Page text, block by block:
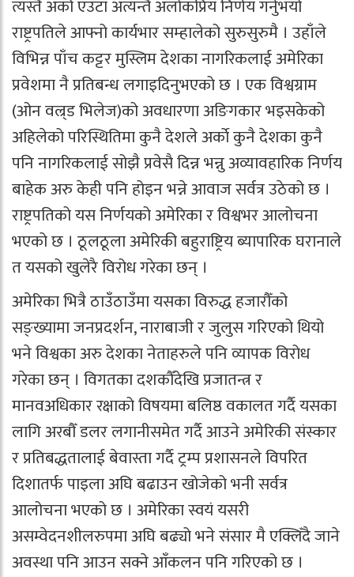
त्यस्तै अर्को एउटा अत्यन्तै अलोकप्रिय निर्णय गर्नुभयो
राष्ट्रपतिले आफ्नो कार्यभार सम्हालेको सुरुसुरुमै । उहाँले
विभिन्न पाँच कट्टर मुस्लिम देशका नागरिकलाई अमेरिका
प्रवेशमा नै प्रतिबन्ध लगाइदिनुभएको छ । एक विश्वग्राम
(ओन वल्र्ड भिलेज)को अवधारणा अङिगकार भइसकेको
अहिलेको परिस्थितिमा कुनै देशले अर्काे कुनै देशका कुनै
पनि नागरिकलाई सोझै प्रवेसै दिन्न भन्नु अव्यावहारिक निर्णय
बाहेक अरु केही पनि होइन भन्ने आवाज सर्वत्र उठेको छ ।
राष्ट्रपतिको यस निर्णयको अमेरिका र विश्वभर आलोचना
भएको छ । ठूलठूला अमेरिकी बहुराष्ट्रिय ब्यापारिक घरानाले
त यसको खुलेरै विरोध गरेका छन् ।
अमेरिका भित्रै ठाउँठाउँमा यसका विरुद्ध हजारौँको
सङ्ख्यामा जनप्रदर्शन, नाराबाजी र जुलुस गरिएको थियो
भने विश्वका अरु देशका नेताहरुले पनि व्यापक विरोध
गरेका छन् । विगतका दशकौँदेखि प्रजातन्त्र र
मानवअधिकार रक्षाको विषयमा बलिष्ठ वकालत गर्दै यसका
लागि अरबौँ डलर लगानीसमेत गर्दै आउने अमेरिकी संस्कार
र प्रतिबद्धतालाई बेवास्ता गर्दै ट्रम्प प्रशासनले विपरित
दिशातर्फ पाइला अघि बढाउन खोजेको भनी सर्वत्र
आलोचना भएको छ । अमेरिका स्वयं यसरी
असम्वेदनशीलरुपमा अघि बढ्यो भने संसार मै एक्लिँदै जाने
अवस्था पनि आउन सक्ने आँकलन पनि गरिएको छ ।